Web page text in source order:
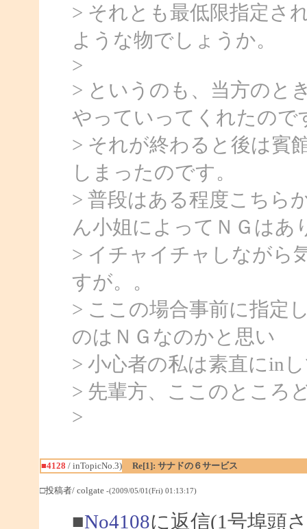
> それとも最低限指定さ
ような物でしょうか。
>
> というのも、当方のと
やっていってくれたので
> それが終わると後は賓
しまったのです。
> 普段はある程度こちら
ん小姐によってＮＧはあ
> イチャイチャしながら
すが。。
> ここの場合事前に指定
のはＮＧなのかと思い
> 小心者の私は素直にin
> 先輩方、ここのところ
>
■4128 / inTopicNo.3) Re[1]: サナドの６サービス
□投稿者/ colgate -(2009/05/01(Fri) 01:13:17)
■No4108に返信(1号埠頭